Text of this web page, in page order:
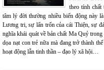
theo tính chất
tâm lý đời thường nhiều biến động này
Lương tri, sự lẩn trốn của cái Thiện, sự
nghĩa khái quát về bản chất Ma Quỷ
dọa nạt con trẻ nữa mà đang trở thành
hoạt động lẫn tinh thần – đạo lý xã hội…